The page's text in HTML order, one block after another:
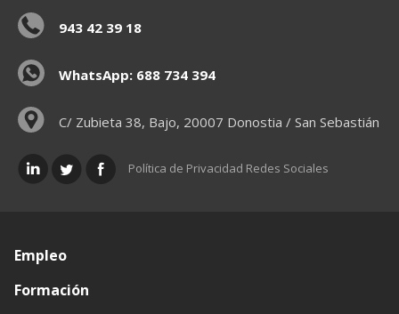
943 42 39 18
WhatsApp: 688 734 394
C/ Zubieta 38, Bajo, 20007 Donostia / San Sebastián
Política de Privacidad Redes Sociales
Empleo
Formación